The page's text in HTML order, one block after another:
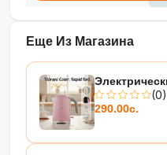
Еще Из Магазина
(0)
290.00с.